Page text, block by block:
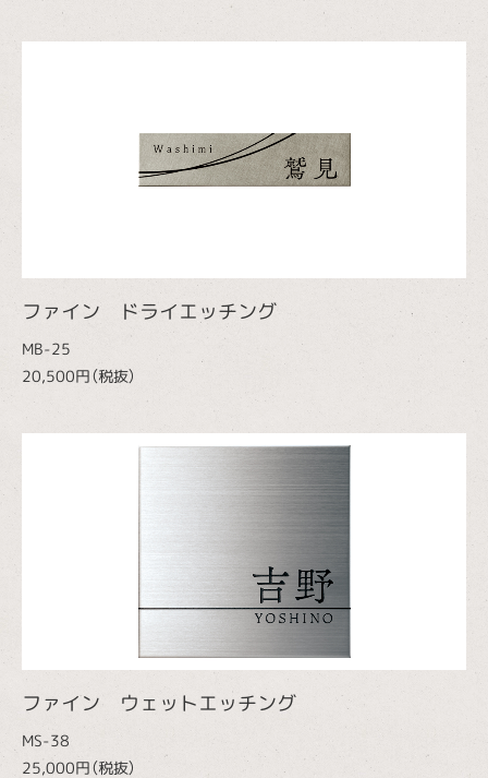
ファイン ドライエッチング
MB-25
20,500円（税抜）
ファイン ウェットエッチング
MS-38
25,000円（税抜）